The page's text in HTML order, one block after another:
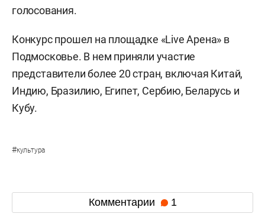
голосования.
Конкурс прошел на площадке «Live Арена» в
Подмосковье. В нем приняли участие
представители более 20 стран, включая Китай,
Индию, Бразилию, Египет, Сербию, Беларусь и
Кубу.
#культура
Комментарии 1